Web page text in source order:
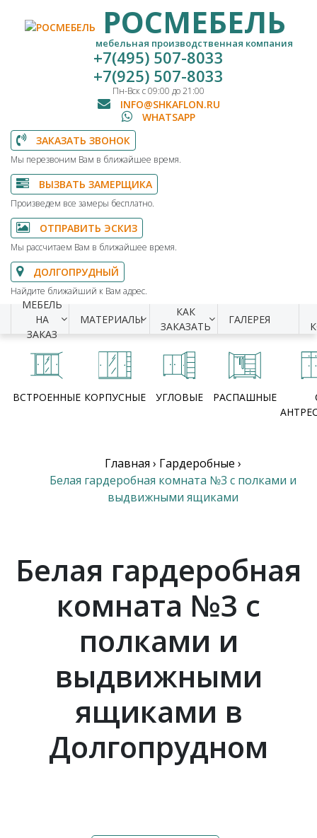
РОСМЕБЕЛЬ
мебельная производственная компания
+7(495) 507-8033
+7(925) 507-8033
Пн-Вск с 09:00 до 21:00
INFO@SHKAFLON.RU
WHATSAPP
ЗАКАЗАТЬ ЗВОНОК
Мы перезвоним Вам в ближайшее время.
ВЫЗВАТЬ ЗАМЕРЩИКА
Произведем все замеры бесплатно.
ОТПРАВИТЬ ЭСКИЗ
Мы рассчитаем Вам в ближайшее время.
ДОЛГОПРУДНЫЙ
Найдите ближайший к Вам адрес.
МЕБЕЛЬ
НА
ЗАКАЗ
МАТЕРИАЛЫ
КАК
ЗАКАЗАТЬ
ГАЛЕРЕЯ
ВСТРОЕННЫЕ КОРПУСНЫЕ УГЛОВЫЕ РАСПАШНЫЕ
Главная › Гардеробные ›
Белая гардеробная комната №3 с полками и
выдвижными ящиками
Белая гардеробная
комната №3 с
полками и
выдвижными
ящиками в
Долгопрудном